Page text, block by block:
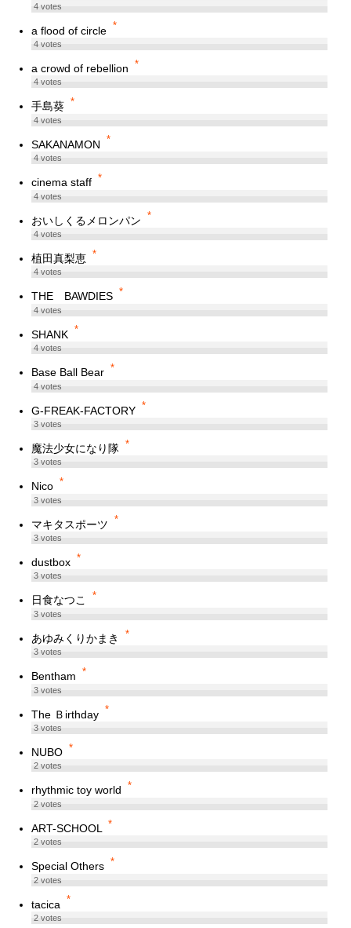
4votes
a flood of circle *
4votes
a crowd of rebellion *
4votes
手島葵 *
4votes
SAKANAMON *
4votes
cinema staff *
4votes
おいしくるメロンパン *
4votes
植田真梨恵 *
4votes
THE BAWDIES *
4votes
SHANK *
4votes
Base Ball Bear *
4votes
G-FREAK-FACTORY *
3votes
魔法少女になり隊 *
3votes
Nico *
3votes
マキタスポーツ *
3votes
dustbox *
3votes
日食なつこ *
3votes
あゆみくりかまき *
3votes
Bentham *
3votes
The Ｂirthday *
3votes
NUBO *
2votes
rhythmic toy world *
2votes
ART-SCHOOL *
2votes
Special Others *
2votes
tacica *
2votes